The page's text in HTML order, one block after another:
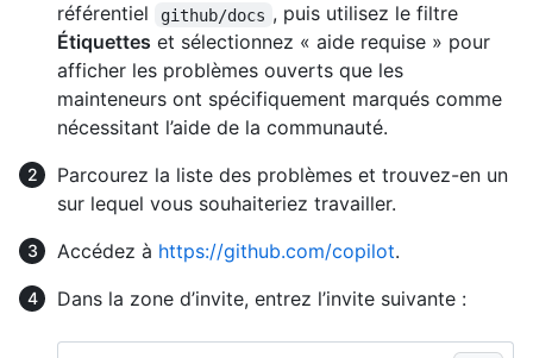
référentiel
github/docs , puis utilisez le filtre
Étiquettes et sélectionnez « aide requise » pour
afficher les problèmes ouverts que les
mainteneurs ont spécifiquement marqués comme
nécessitant l’aide de la communauté.
Parcourez la liste des problèmes et trouvez-en un
sur lequel vous souhaiteriez travailler.
Accédez à https://github.com/copilot.
Dans la zone d’invite, entrez l’invite suivante :